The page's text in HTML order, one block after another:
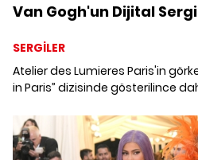
Van Gogh'un Dijital
SERGİLER
Atelier des Lumieres Paris'in
in Paris” dizisinde gösterilince